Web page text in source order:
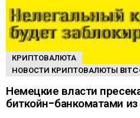
КРИПТОВАЛЮТА
НОВОСТИ КРИПТОВАЛЮТЫ
Немецкие власти
биткойн-банкоматами